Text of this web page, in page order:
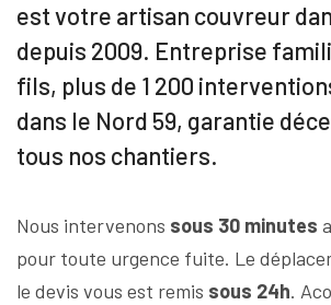
est votre artisan couvreur
depuis 2009. Entreprise
fils, plus de 1 200
dans le Nord 59, garantie
tous nos chantiers.
Nous intervenons sous 30 minutes
pour toute urgence fuite. Le
le devis vous est remis sous 24h.